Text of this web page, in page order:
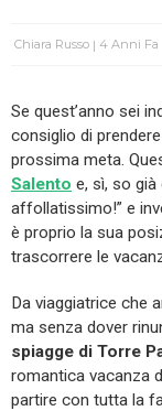
Chiara Russo 4 Anni Fa
Se quest’anno sei
consiglio di
prossima meta.
Salento e, sì, so
affollatissimo!” e
è proprio la sua
trascorrere le
Da viaggiatrice che
ma senza dover
spiagge di Torre
romantica vacanza
partire con tutta la